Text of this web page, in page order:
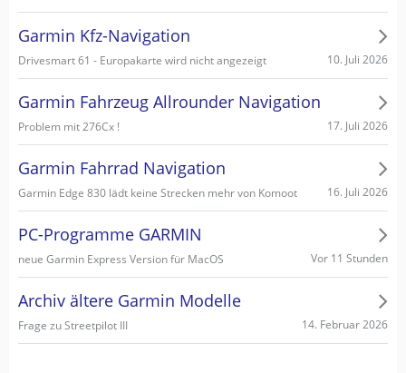
Garmin Kfz-Navigation
Drivesmart 61 - Europakarte wird nicht angezeigt 10. Juli 2026
Garmin Fahrzeug Allrounder Navigation
Problem mit 276Cx ! 17. Juli 2026
Garmin Fahrrad Navigation
Garmin Edge 830 lädt keine Strecken mehr von Komoot 16. Juli 2026
PC-Programme GARMIN
neue Garmin Express Version für MacOS Vor 11 Stunden
Archiv ältere Garmin Modelle
Frage zu Streetpilot III 14. Februar 2026